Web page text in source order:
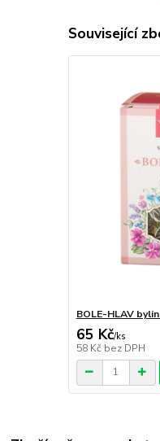
Související
BOLE-HLAV
65 Kč/ks
58 Kč bez DPH